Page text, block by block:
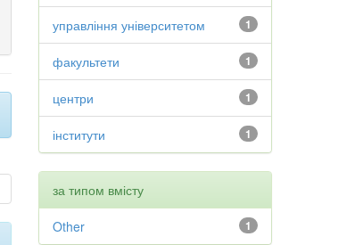
1
управління університетом
1
факультети
1
центри
1
інститути
за типом вмісту
1
Other